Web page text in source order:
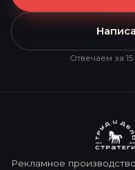
Отвечаем за
Рекламное